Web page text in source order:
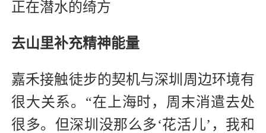
正在潜水的绮方
去山里补充精神能量
嘉禾接触徒步的契机与深圳周边环境有
很大关系。“在上海时，周末消遣去处
很多。但深圳没那么多‘花活儿’，我和